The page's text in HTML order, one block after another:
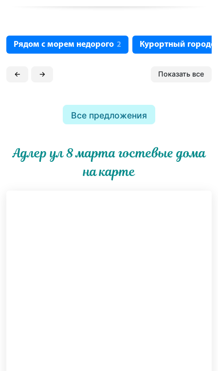
Рядом с морем недорого 2 Курортный
← → Показать все
Все предложения
Адлер ул 8 марта гостевые дома
на карте